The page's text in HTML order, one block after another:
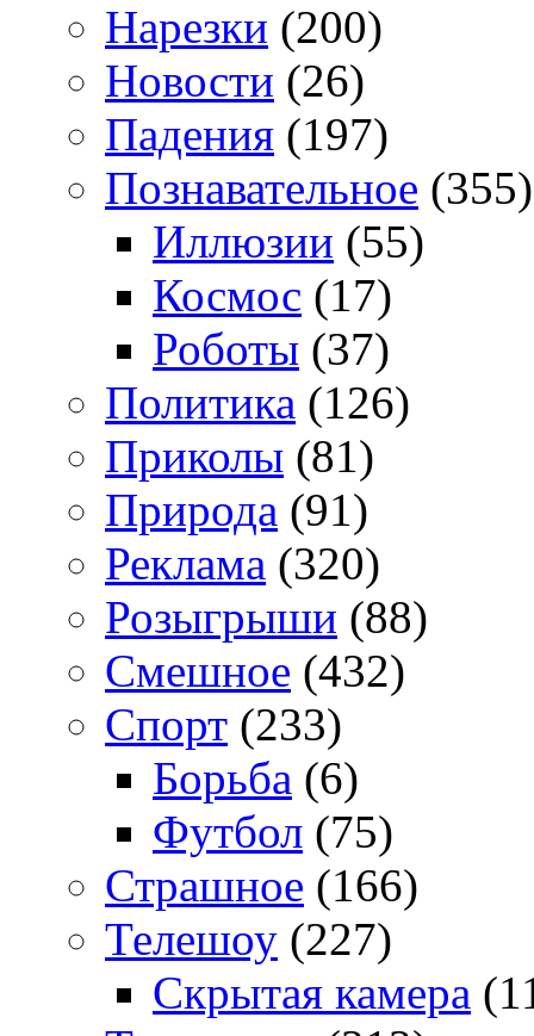
Нарезки (200)
Новости (26)
Падения (197)
Познавательное (355)
Иллюзии (55)
Космос (17)
Роботы (37)
Политика (126)
Приколы (81)
Природа (91)
Реклама (320)
Розыгрыши (88)
Смешное (432)
Спорт (233)
Борьба (6)
Футбол (75)
Страшное (166)
Телешоу (227)
Скрытая камера